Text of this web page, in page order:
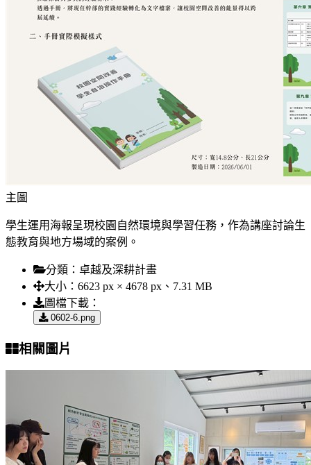
主圖
學生運用海報呈現校園自然環境與學習任務，作為講座討論生
態教育與地方場域的案例。
分類： 卓越及深耕計畫
大小： 6623 px × 4678 px、7.31 MB
圖檔下載：
0602-6.png
相關圖片